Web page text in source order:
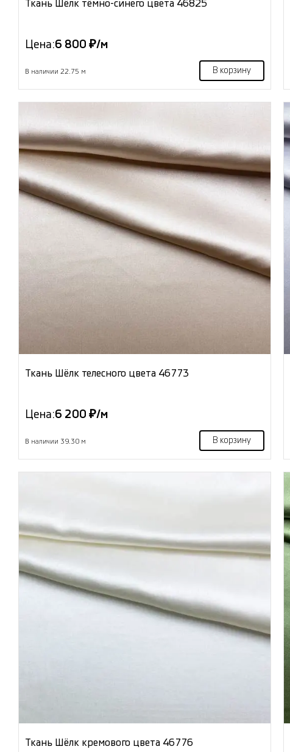
Ткань Шёлк тёмно-синего цвета 46825
Цена:6 800 ₽/м
В наличии 22.75 м В корзину
Ткань Шёлк телесного цвета 46773
Цена:6 200 ₽/м
В наличии 39.30 м В корзину
Ткань Шёлк кремового цвета 46776